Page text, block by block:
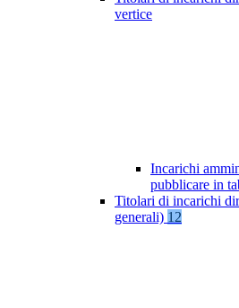
vertice
Incarichi
pubblicare in
Titolari di incarichi
generali) 12